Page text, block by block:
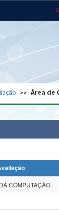
Ministério do
Regional
Advocacia-Geral
Área de
COMPUTAÇÃO